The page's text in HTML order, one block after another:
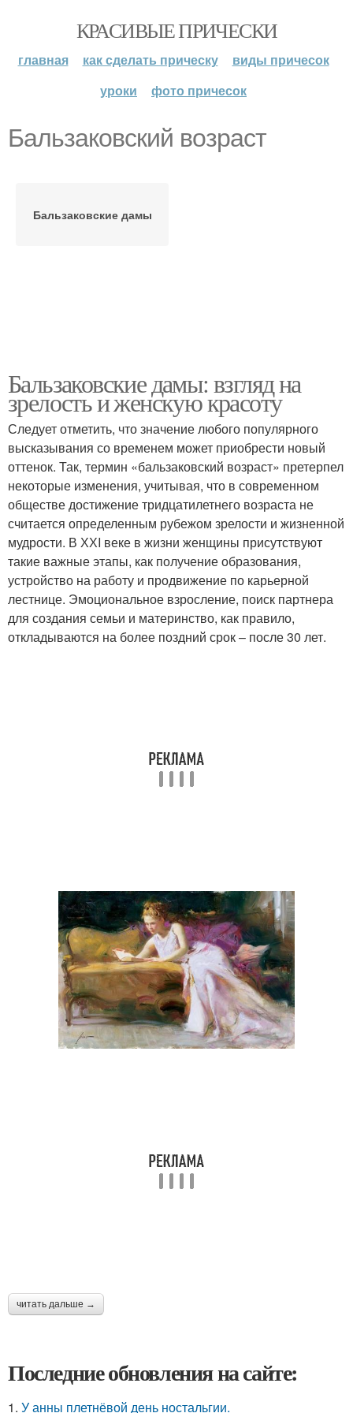
КРАСИВЫЕ ПРИЧЕСКИ
главная как сделать прическу
виды причесок
уроки
фото причесок
Бальзаковский возраст
Бальзаковские дамы
Бальзаковские дамы: взгляд на
зрелость и женскую красоту
Следует отметить, что значение любого популярного
высказывания со временем может приобрести новый
оттенок. Так, термин «бальзаковский возраст» претерпел
некоторые изменения, учитывая, что в современном
обществе достижение тридцатилетнего возраста не
считается определенным рубежом зрелости и жизненной
мудрости. В ХХI веке в жизни женщины присутствуют
такие важные этапы, как получение образования,
устройство на работу и продвижение по карьерной
лестнице. Эмоциональное взросление, поиск партнера
для создания семьи и материнство, как правило,
откладываются на более поздний срок – после 30 лет.
читать дальше →
Последние обновления на сайте:
1. У анны плетнёвой день ностальгии.